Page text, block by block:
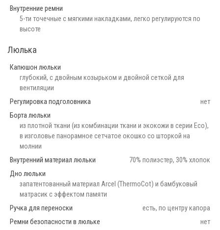
Внутренние ремни
5-ти точечные с мягкими накладками, легко регулируются по
высоте
Люлька
Капюшон люльки
глубокий, с двойным козырьком и двойной сеткой для
вентиляции
Регулировка подголовника
нет
Борта люльки
из плотной ткани (из комбинации ткани и экокожи в серии Eco),
в изголовье панорамное сетчатое окошко со шторкой на
молнии
Внутренний материал люльки
70% полиэстер, 30% хлопок
Дно люльки
запатентованный материал Arcel (ThermoCot) и бамбуковый
матрасик с эффектом памяти
Ручка для переноски
есть, по центру капора
Ремни безопасности в люльке
нет